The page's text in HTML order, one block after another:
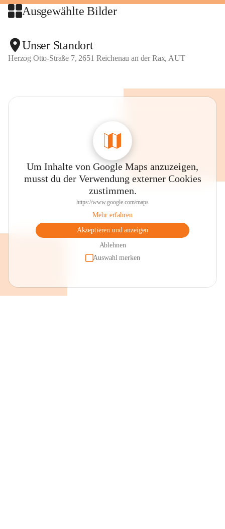
Ausgewählte Bilder
Unser Standort
Herzog Otto-Straße 7, 2651 Reichenau an der Rax, AUT
Um Inhalte von Google Maps anzuzeigen,
musst du der Verwendung externer Cookies
zustimmen.
https://www.google.com/maps
Mehr erfahren
Akzeptieren und anzeigen
Ablehnen
Auswahl merken